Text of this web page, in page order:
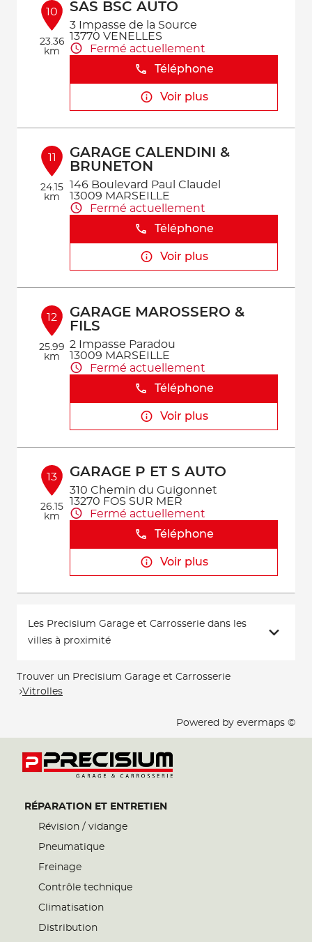
10
23.36
km
SAS BSC AUTO
3 Impasse de la Source
13770 VENELLES
Fermé actuellement
Téléphone
Voir plus
11
24.15
km
GARAGE CALENDINI &
BRUNETON
146 Boulevard Paul Claudel
13009 MARSEILLE
Fermé actuellement
Téléphone
Voir plus
12
25.99
km
GARAGE MAROSSERO &
FILS
2 Impasse Paradou
13009 MARSEILLE
Fermé actuellement
Téléphone
Voir plus
13
26.15
km
GARAGE P ET S AUTO
310 Chemin du Guigonnet
13270 FOS SUR MER
Fermé actuellement
Téléphone
Voir plus
Les Precisium Garage et Carrosserie dans les
villes à proximité
Trouver un Precisium Garage et Carrosserie
Vitrolles
Powered by evermaps ©
RÉPARATION ET ENTRETIEN
Révision / vidange
Pneumatique
Freinage
Contrôle technique
Climatisation
Distribution